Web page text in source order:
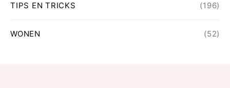
TIPS EN TRICKS (196)
WONEN (52)